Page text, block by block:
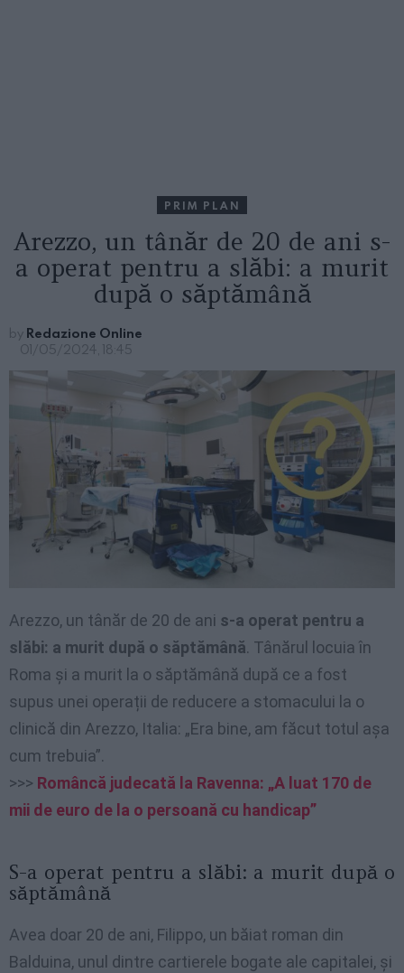
PRIM PLAN
Arezzo, un tânăr de 20 de ani s-
a operat pentru a slăbi: a murit
după o săptămână
by Redazione Online
01/05/2024, 18:45
Arezzo, un tânăr de 20 de ani s-a operat pentru a
slăbi: a murit după o săptămână. Tânărul locuia în
Roma și a murit la o săptămână după ce a fost
supus unei operații de reducere a stomacului la o
clinică din Arezzo, Italia: „Era bine, am făcut totul așa
cum trebuia”.
>>> Româncă judecată la Ravenna: „A luat 170 de
mii de euro de la o persoană cu handicap”
S-a operat pentru a slăbi: a murit după o
săptămână
Avea doar 20 de ani, Filippo, un băiat roman din
Balduina, unul dintre cartierele bogate ale capitalei, și